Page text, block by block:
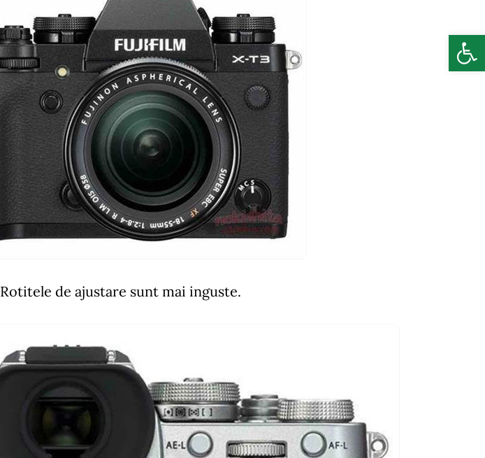
Rotitele de ajustare sunt mai inguste.